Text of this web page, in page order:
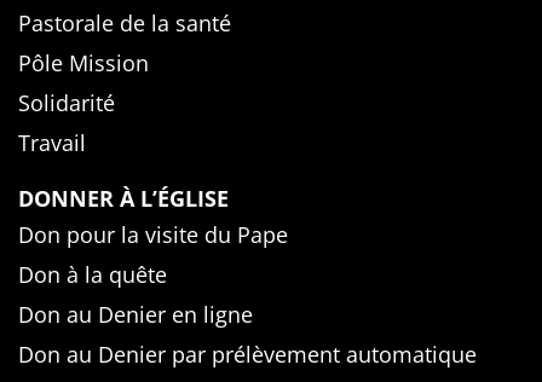
Pastorale de la santé
Pôle Mission
Solidarité
Travail
DONNER À L’ÉGLISE
Don pour la visite du Pape
Don à la quête
Don au Denier en ligne
Don au Denier par prélèvement automatique